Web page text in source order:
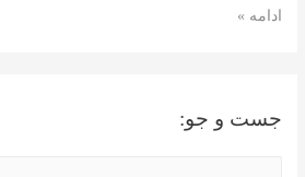
جست و جو:
مشاغل
ادامه »